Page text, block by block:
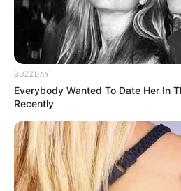
10 Pose Manekin Anti
Mainstream yang Konyol
Banget
BUZZDAY
Everybody Wanted To Date Her In
Recently